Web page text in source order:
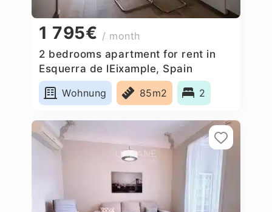
1 795€ / month
2 bedrooms apartment for rent in
Esquerra de lEixample, Spain
Wohnung
85m2 2